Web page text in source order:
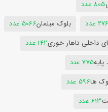
805 عدد
276 عدد بلوک مبلمان5066 عدد
داخلی ناهار خوری142 عدد
775 عدد
ها596 عدد
613 عدد